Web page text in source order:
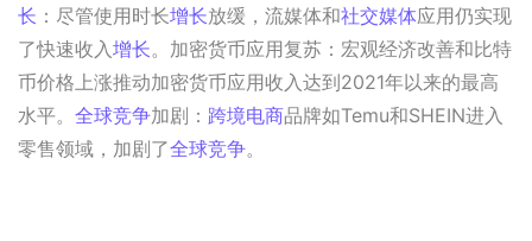
长 ：尽管使用时长增长放缓，流媒体和社交媒体应用仍实现
了快速收入增长。加密货币应用复苏：宏观经济改善和比特
币价格上涨推动加密货币应用收入达到2021年以来的最高
水平。 全球竞争加剧： 跨境电商品牌如Temu和SHEIN进入
零售领域，加剧了全球竞争。